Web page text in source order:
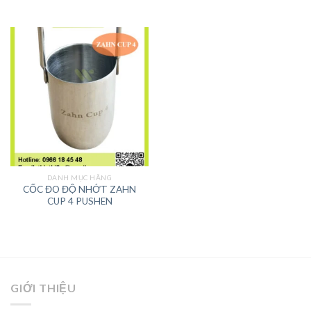
DANH MỤC HÃNG
CỐC ĐO ĐỘ NHỚT ZAHN
CUP 4 PUSHEN
GIỚI THIỆU